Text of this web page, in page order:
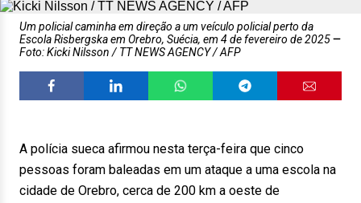
Um policial caminha em direção a um veículo policial perto da
Escola Risbergska em Orebro, Suécia, em 4 de fevereiro de 2025
Foto: Kicki Nilsson / TT NEWS AGENCY / AFP
A polícia sueca afirmou nesta terça-feira que cinco
pessoas foram baleadas em um ataque a uma escola na
cidade de Orebro, cerca de 200 km a oeste de